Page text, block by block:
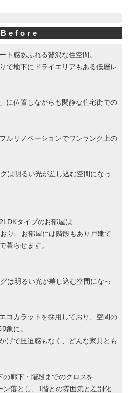
Before
ト感あふれる贅沢な住空間。
で地下にドライエリアもある低層レ
に位置しながらも閑静な住宅街での
ルリノベーションでワンランク上の
は明るい光が差し込む空間になっ
タイプのお部屋は
り、お部屋には階段もあり戸建て
暮らせます。
は明るい光が差し込む空間になっ
コカラットを採用しており、空間の
象に。
げで圧迫感もなく、どんな家具とも
の廊下・階段までのクロスを
ン落とし、1階との雰囲気と差別化